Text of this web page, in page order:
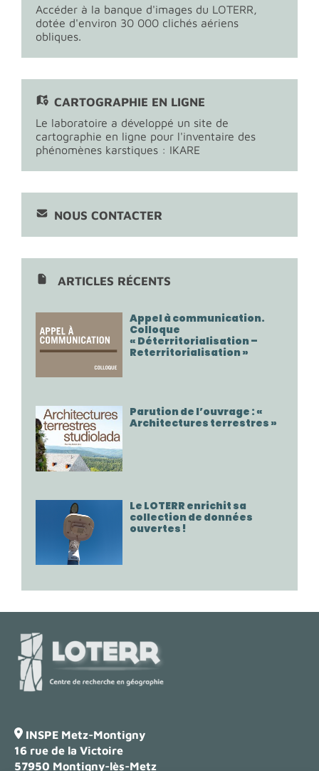
Accéder à la banque d'images du LOTERR,
dotée d'environ 30 000 clichés aériens
obliques.
CARTOGRAPHIE EN LIGNE
Le laboratoire a développé un site de
cartographie en ligne pour l'inventaire des
phénomènes karstiques : IKARE
NOUS CONTACTER
ARTICLES RÉCENTS
Appel à communication.
Colloque
« Déterritorialisation –
Reterritorialisation »
Parution de l’ouvrage : «
Architectures terrestres »
Le LOTERR enrichit sa
collection de données
ouvertes !
INSPE Metz-Montigny
16 rue de la Victoire
57950 Montigny-lès-Metz